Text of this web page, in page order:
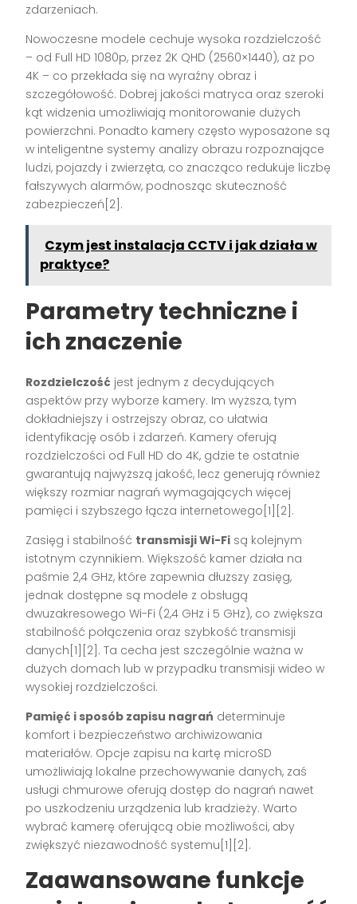
zdarzeniach.
Nowoczesne modele cechuje wysoka rozdzielczość
– od Full HD 1080p, przez 2K QHD (2560×1440), aż po
4K – co przekłada się na wyraźny obraz i
szczegółowość. Dobrej jakości matryca oraz szeroki
kąt widzenia umożliwiają monitorowanie dużych
powierzchni. Ponadto kamery często wyposażone są
w inteligentne systemy analizy obrazu rozpoznające
ludzi, pojazdy i zwierzęta, co znacząco redukuje liczbę
fałszywych alarmów, podnosząc skuteczność
zabezpieczeń[2].
Czym jest instalacja CCTV i jak działa w
praktyce?
Parametry techniczne i
ich znaczenie
Rozdzielczość jest jednym z decydujących
aspektów przy wyborze kamery. Im wyższa, tym
dokładniejszy i ostrzejszy obraz, co ułatwia
identyfikację osób i zdarzeń. Kamery oferują
rozdzielczości od Full HD do 4K, gdzie te ostatnie
gwarantują najwyższą jakość, lecz generują również
większy rozmiar nagrań wymagających więcej
pamięci i szybszego łącza internetowego[1][2].
Zasięg i stabilność transmisji Wi-Fi są kolejnym
istotnym czynnikiem. Większość kamer działa na
paśmie 2,4 GHz, które zapewnia dłuższy zasięg,
jednak dostępne są modele z obsługą
dwuzakresowego Wi-Fi (2,4 GHz i 5 GHz), co zwiększa
stabilność połączenia oraz szybkość transmisji
danych[1][2]. Ta cecha jest szczególnie ważna w
dużych domach lub w przypadku transmisji wideo w
wysokiej rozdzielczości.
Pamięć i sposób zapisu nagrań determinuje
komfort i bezpieczeństwo archiwizowania
materiałów. Opcje zapisu na kartę microSD
umożliwiają lokalne przechowywanie danych, zaś
usługi chmurowe oferują dostęp do nagrań nawet
po uszkodzeniu urządzenia lub kradzieży. Warto
wybrać kamerę oferującą obie możliwości, aby
zwiększyć niezawodność systemu[1][2].
Zaawansowane funkcje